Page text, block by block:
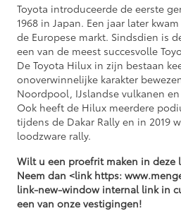
Toyota introduceerde de eerste
1968 in Japan. Een jaar later
de Europese markt. Sindsdien is
een van de meest succesvolle
De Toyota Hilux in zijn bestaan
onoverwinnelijke karakter
Noordpool, IJslandse vulkanen
Ook heeft de Hilux meerdere
tijdens de Dakar Rally en in 2019
loodzware rally.
Wilt u een proefrit maken in deze
Neem dan <link https:
link-new-window internal link in
een van onze vestigingen!